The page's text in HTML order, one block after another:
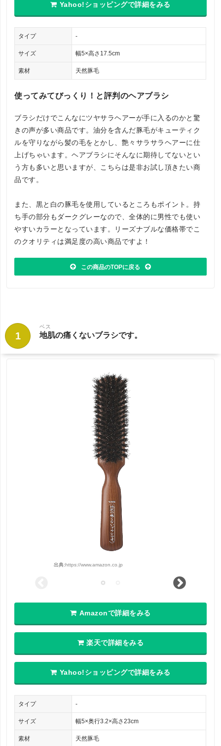
Yahoo!ショッピングで詳細をみる
タイプ -
サイズ 幅5×高さ17.5cm
素材 天然豚毛
使ってみてびっくり！と評判のヘアブラシ
ブラシだけでこんなにツヤサラヘアーが手に入るのかと驚
きの声が多い商品です。油分を含んだ豚毛がキューティク
ルを守りながら髪の毛をとかし、艶々サラサラヘアーに仕
上げちゃいます。ヘアブラシにそんなに期待してないとい
う方も多いと思いますが、こちらは是非お試し頂きたい商
品です。
また、黒と白の豚毛を使用しているところもポイント。持
ち手の部分もダークグレーなので、全体的に男性でも使い
やすいカラーとなっています。リーズナブルな価格帯でこ
のクオリティは満足度の高い商品ですよ！
この商品のTOPに戻る
1
ベス
地肌の痛くないブラシです。
出典:https://www.amazon.co.jp
Amazonで詳細をみる
楽天で詳細をみる
Yahoo!ショッピングで詳細をみる
タイプ -
サイズ 幅5×奥行3.2×高さ23cm
素材 天然豚毛